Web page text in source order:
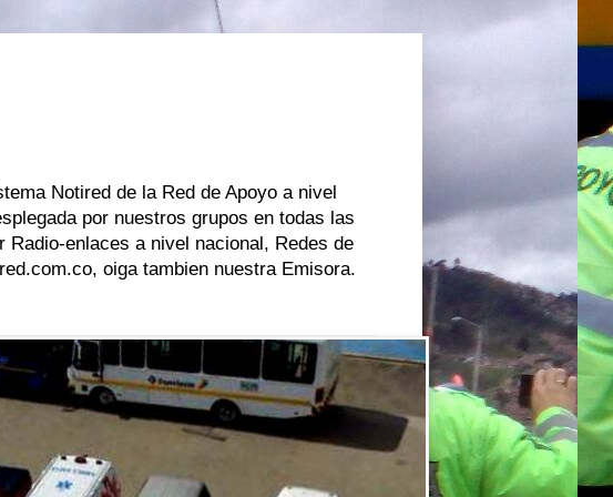
Notired de la Red de Apoyo a nivel
por nuestros grupos en todas las
Radio-enlaces a nivel nacional, Redes de
oiga tambien nuestra Emisora.